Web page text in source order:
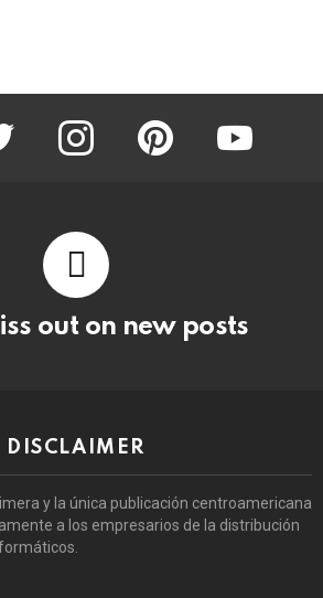
twitter instagram pinterest youtube
out on new posts
DISCLAIMER
y la única publicación centroamericana
a los empresarios de la distribución